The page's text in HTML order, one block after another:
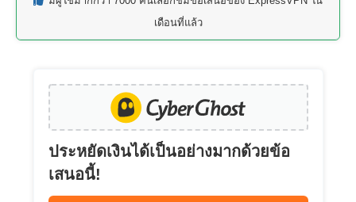
เดือนที่แล้ว
ประหยัดเงินได้เป็นอย่างมากด้วยข้อ
เสนอนี้!